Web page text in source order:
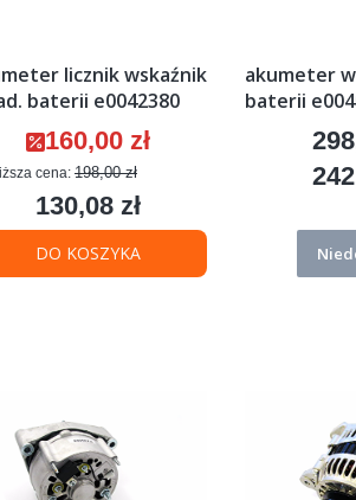
licznik wskaźnik
baterii e0042380
Cena promocyjna
160,00 zł
cena: 198,00 zł
Cena
130,08 zł
DO KOSZYKA
akumeter
baterii
Cena
Cena